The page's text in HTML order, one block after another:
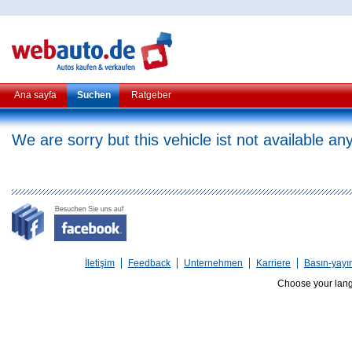
Ana sayfa Suchen Ratgeber
We are sorry but this vehicle ist not available
İletişim Feedback Unternehmen Karriere
Basın-
Choose your